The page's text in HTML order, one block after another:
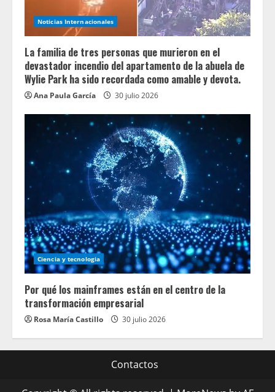
Noticias Internacionales
La familia de tres personas que murieron en el
devastador incendio del apartamento de la abuela de
Wylie Park ha sido recordada como amable y devota.
Ana Paula García 30 julio 2026
Ciencia y tecnologia
Por qué los mainframes están en el centro de la
transformación empresarial
Rosa María Castillo 30 julio 2026
Contactos